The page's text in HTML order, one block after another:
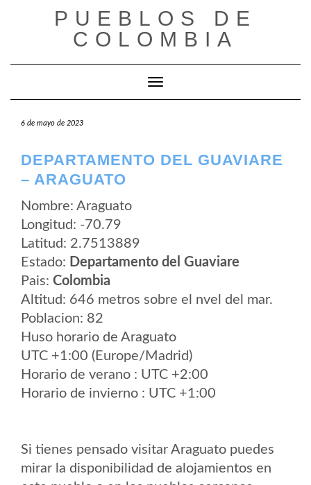
PUEBLOS DE
COLOMBIA
Cambiar modo de navegación
6 de mayo de 2023
DEPARTAMENTO DEL GUAVIARE
– ARAGUATO
Nombre: Araguato
Longitud: -70.79
Latitud: 2.7513889
Estado: Departamento del Guaviare
Pais: Colombia
Altitud: 646 metros sobre el nvel del mar.
Poblacion: 82
Huso horario de Araguato
UTC +1:00 (Europe/Madrid)
Horario de verano : UTC +2:00
Horario de invierno : UTC +1:00
Si tienes pensado visitar Araguato puedes
mirar la disponibilidad de alojamientos en